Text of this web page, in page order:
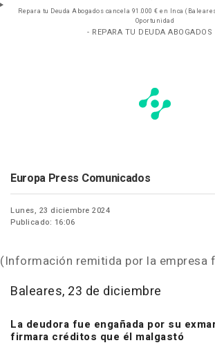
Repara tu Deuda Abogados cancela 91.000 € en Inca
Oportunidad
- REPARA TU DEUDA ABOGADOS
Europa Press Comunicados
Lunes, 23 diciembre 2024
Publicado: 16:06
(Información remitida por la empresa
Baleares, 23 de diciembre
La deudora fue engañada por su
firmara créditos que él malgastó